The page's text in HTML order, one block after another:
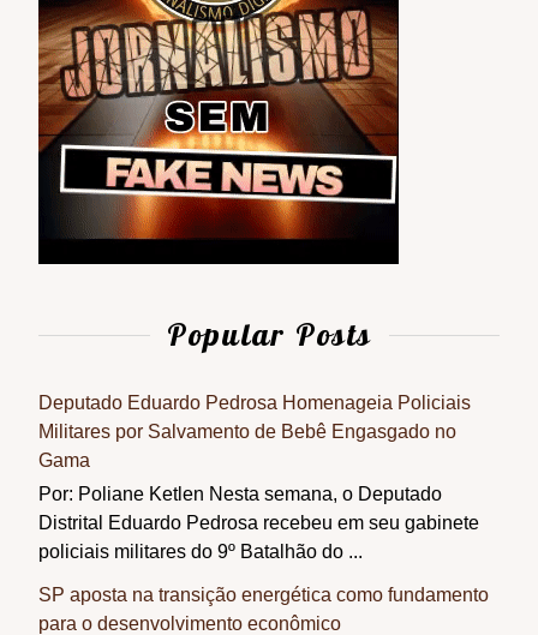
Popular Posts
Deputado Eduardo Pedrosa Homenageia Policiais
Militares por Salvamento de Bebê Engasgado no
Gama
Por: Poliane Ketlen Nesta semana, o Deputado
Distrital Eduardo Pedrosa recebeu em seu gabinete
policiais militares do 9º Batalhão do ...
SP aposta na transição energética como fundamento
para o desenvolvimento econômico